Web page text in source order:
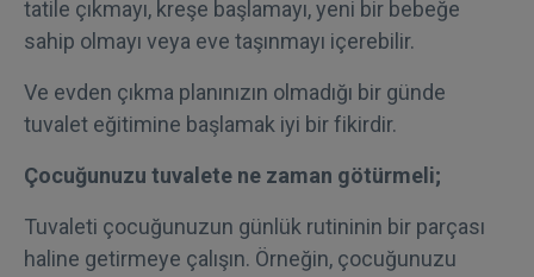
tatile çıkmayı, kreşe başlamayı, yeni bir bebeğe
sahip olmayı veya eve taşınmayı içerebilir.
Ve evden çıkma planınızın olmadığı bir günde
tuvalet eğitimine başlamak iyi bir fikirdir.
Çocuğunuzu tuvalete ne zaman götürmeli;
Tuvaleti çocuğunuzun günlük rutininin bir parçası
haline getirmeye çalışın. Örneğin, çocuğunuzu